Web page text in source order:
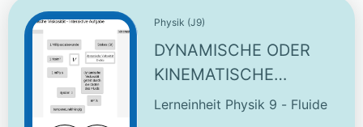
Physik (J9)
DYNAMISCHE ODER
KINEMATISCHE
VISKOSITÄT -
Lerneinheit Physik 9 - Fluide